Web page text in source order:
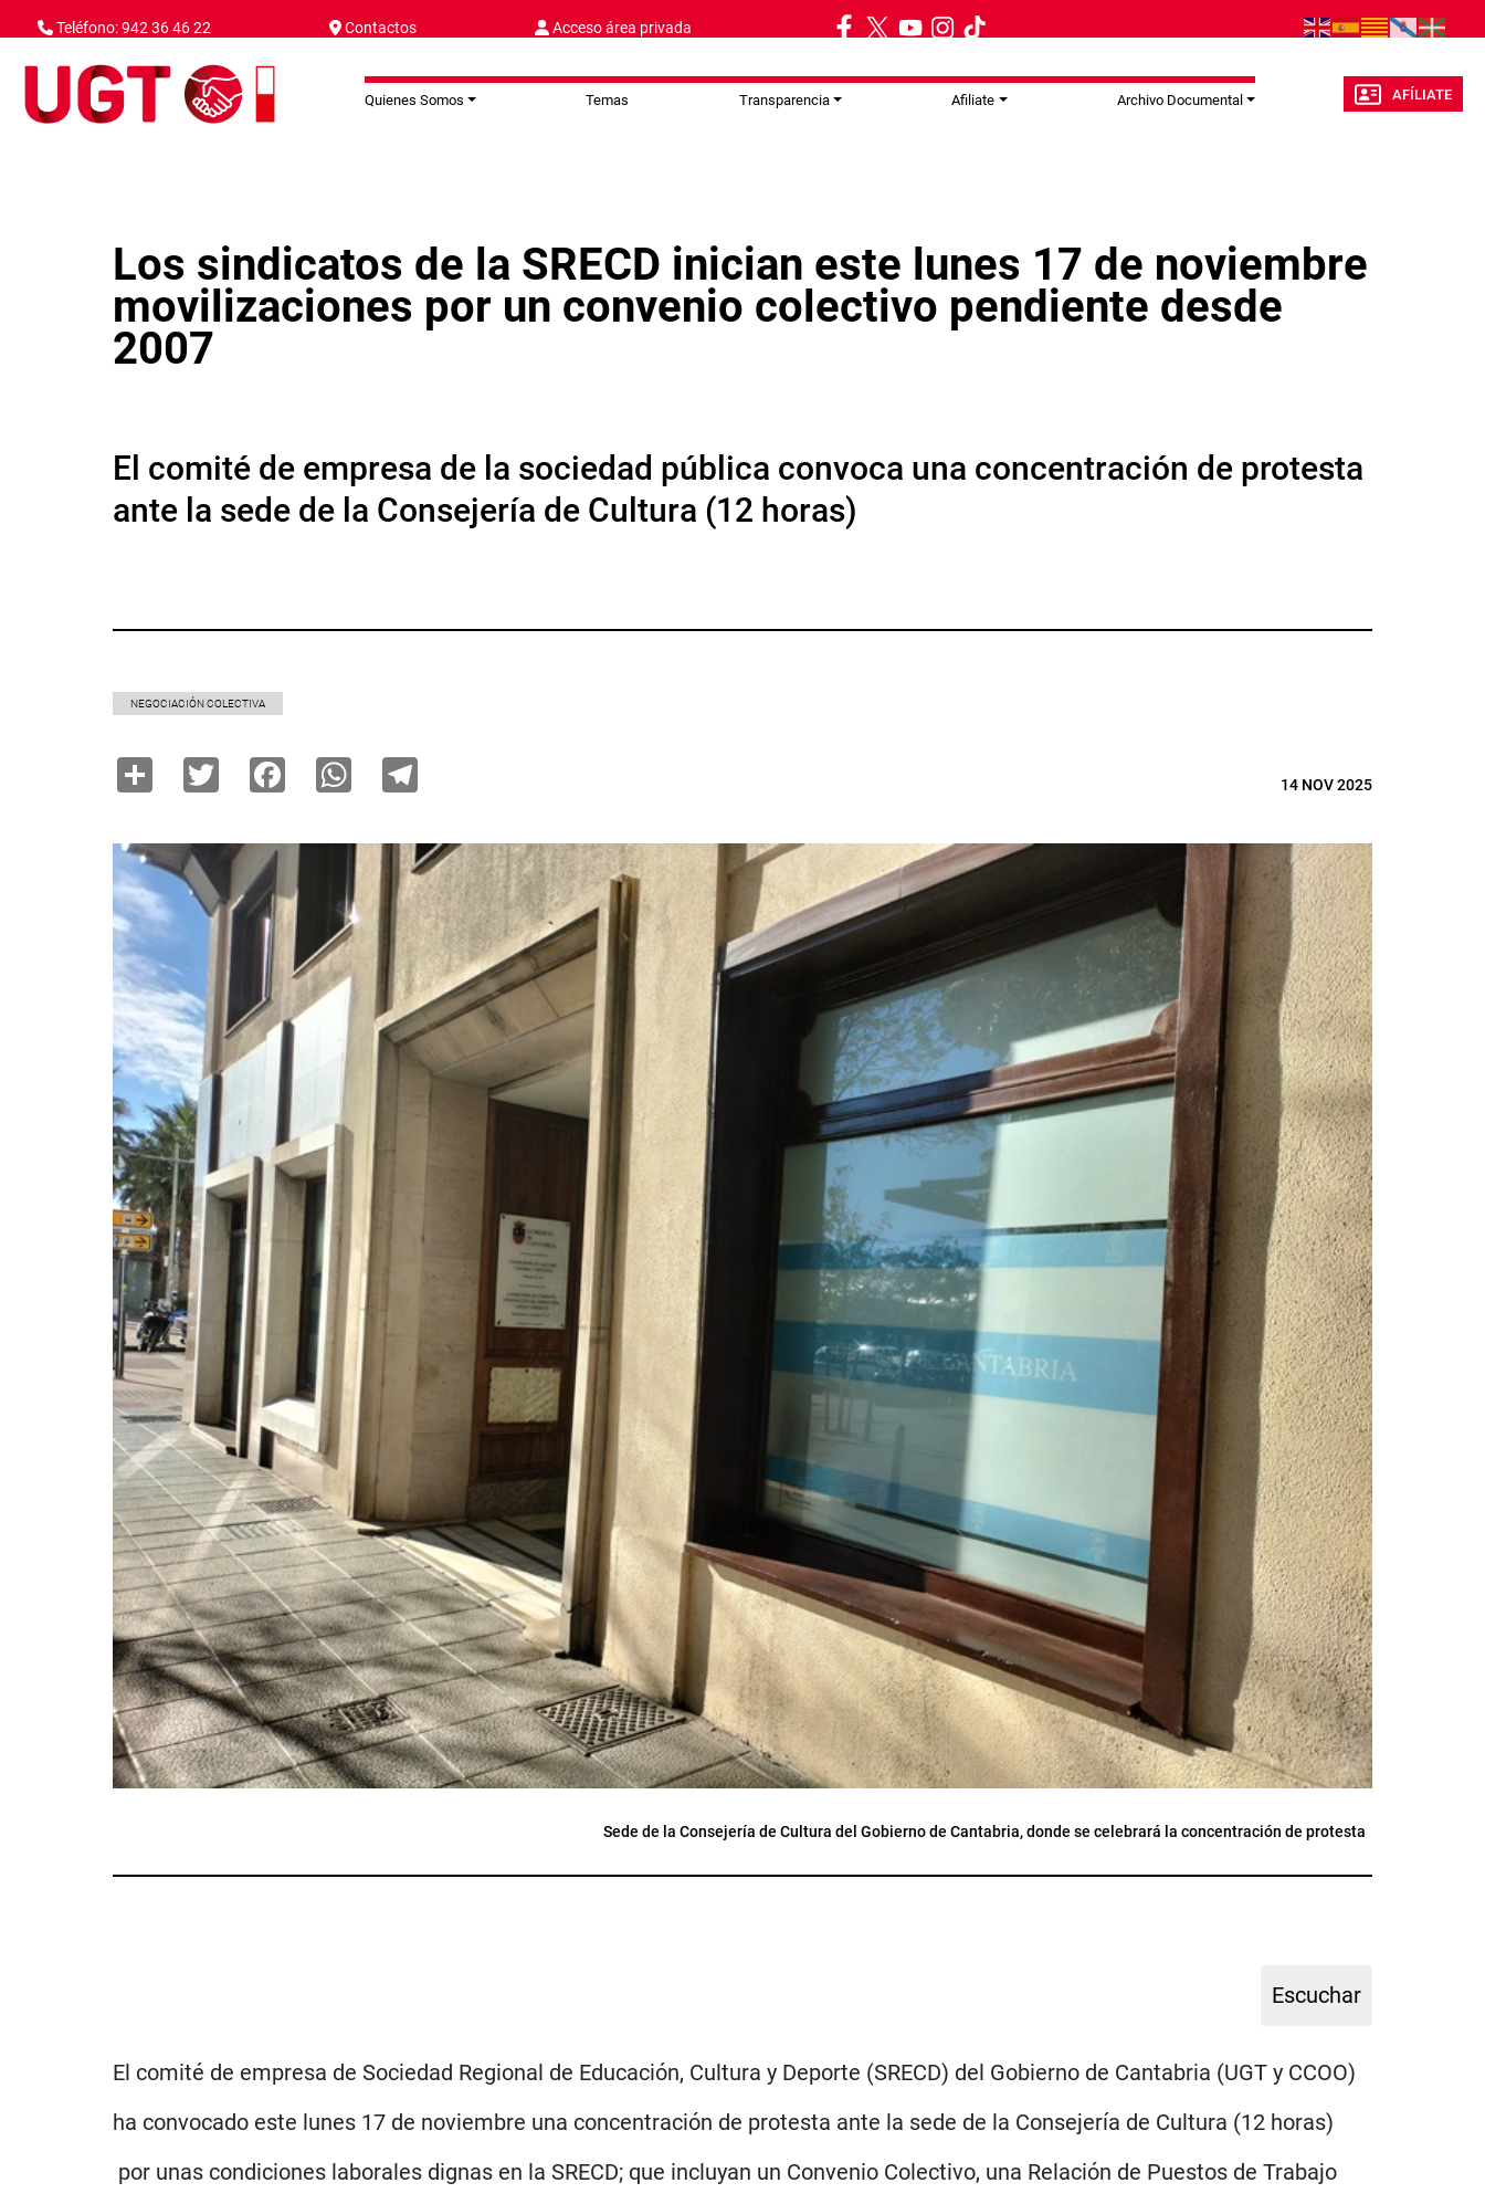
Teléfono: 942 36 46 22 Contactos Acceso área privada
Quienes Somos Temas Transparencia Afiliate Archivo Documental AFÍLIATE
Los sindicatos de la SRECD inician este lunes 17 de noviembre
movilizaciones por un convenio colectivo pendiente desde
2007
El comité de empresa de la sociedad pública convoca una concentración de protesta
ante la sede de la Consejería de Cultura (12 horas)
NEGOCIACIÓN COLECTIVA
Share TwitterFacebookWhatsApp 14 NOV 2025
Sede de la Consejería de Cultura del Gobierno de Cantabria, donde se celebrará la concentración de protesta
El comité de empresa de Sociedad Regional de Educación, Cultura y Deporte (SRECD) del Gobierno de Cantabria (UGT y CCOO)
ha convocado este lunes 17 de noviembre una concentración de protesta ante la sede de la Consejería de Cultura (12 horas)
por unas condiciones laborales dignas en la SRECD; que incluyan un Convenio Colectivo, una Relación de Puestos de Trabajo